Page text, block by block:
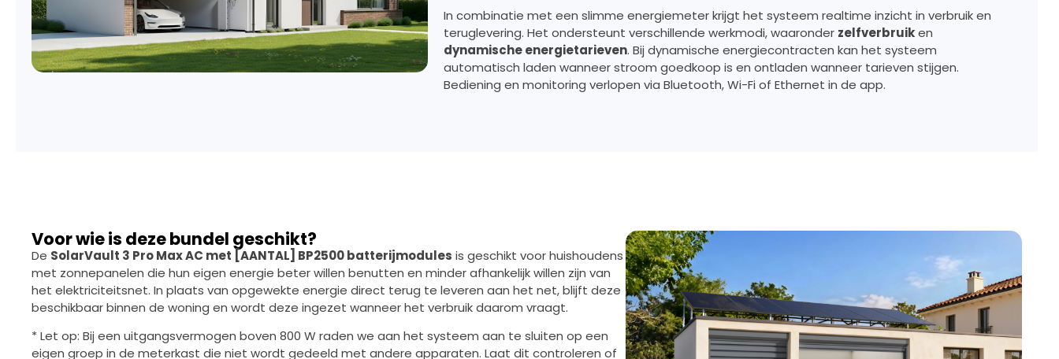
In combinatie met een slimme energiemeter krijgt het systeem realtime inzicht in verbruik en
teruglevering. Het ondersteunt verschillende werkmodi, waaronder zelfverbruiken
dynamische energietarieven. Bij dynamische energiecontracten kan het systeem
automatisch laden wanneer stroom goedkoop is en ontladen wanneer tarieven stijgen.
Bediening en monitoring verlopen via Bluetooth, Wi-Fi of Ethernet in de app.
Voor wie is deze bundel geschikt?
De SolarVault 3 Pro Max AC met [AANTAL] BP2500 batterijmodules is geschikt voor huishoudens
met zonnepanelen die hun eigen energie beter willen benutten en minder afhankelijk willen zijn van
het elektriciteitsnet. In plaats van opgewekte energie direct terug te leveren aan het net, blijft deze
beschikbaar binnen de woning en wordt deze ingezet wanneer het verbruik daarom vraagt.
* Let op: Bij een uitgangsvermogen boven 800 W raden we aan het systeem aan te sluiten op een
eigen groep in de meterkast die niet wordt gedeeld met andere apparaten. Laat dit controleren of